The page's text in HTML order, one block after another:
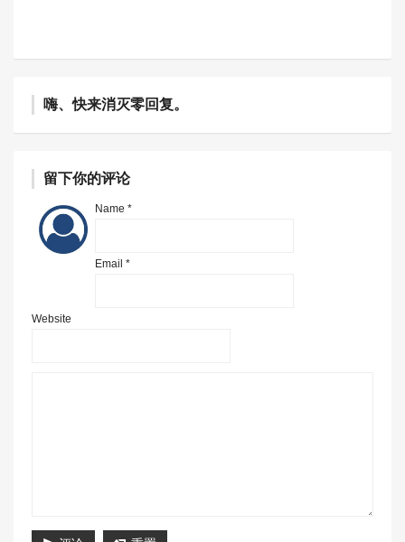
嗨、快来消灭零回复。
留下你的评论
Name *
Email *
Website